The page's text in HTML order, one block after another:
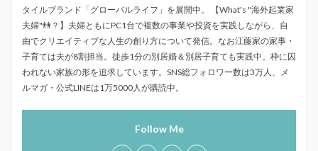
タイルブランド「グローバルライフ」を展開中。 【What's "海外起業家
夫婦"👫？】夫婦ともにPC1台で複数の事業や投資を実践しながら、自
由でクリエイティブな人生の創り方について発信。なお江藤家の家事・
子育ては夫が8割担当。徒歩1分の別居婚＆別居子育ても実践中。枠に囚
われない家族の形を追求しています。SNS総フォロワー数は3万人、メ
ルマガ・公式LINEは1万5000人が購読中。
Follow Me